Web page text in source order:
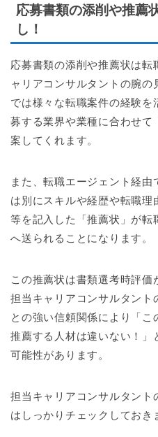
応募書類の添削や推薦
し！
応募書類の添削や推薦状は転
ャリアコンサルタントの腕の
では様々な転職案件の経験
募する業界や業種に合わせて
案してくれます。
また、転職エージェント経由
は別にスキルや経歴や転職理
等を記入した「推薦状」が転
へ送られることになります。
この推薦状は書類選考時評価
担当キャリアコンサルタント
との強い信頼関係により「
推薦する人材は違いない！」
可能性があります。
担当キャリアコンサルタント
はしっかりチェックしておき